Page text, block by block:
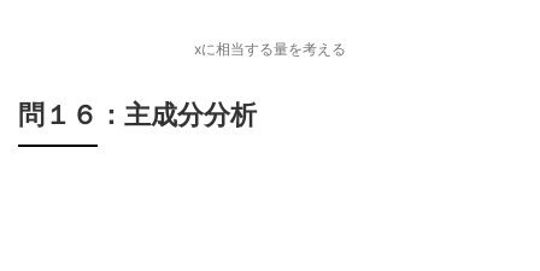
xに相当する量を考える
問１６：主成分分析